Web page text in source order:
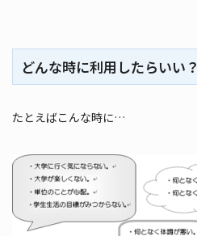
どんな時に利用したらいい？
たとえばこんな時に…